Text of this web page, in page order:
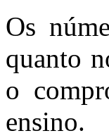
Os
quanto
o
ensino.